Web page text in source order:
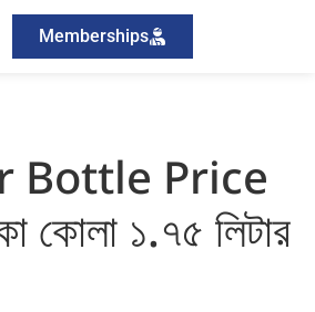
Memberships
Bottle Price
১.৭৫ লিটার